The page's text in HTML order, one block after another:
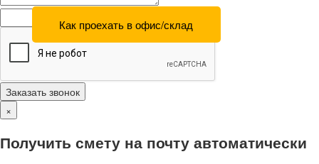
Как проехать в офис/склад
Заказать звонок
×
Получить смету на почту автоматически